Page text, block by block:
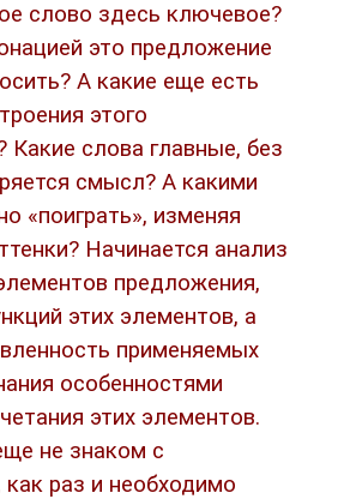
слово здесь ключевое?
это предложение
А какие еще есть
этого
Какие слова главные, без
смысл? А какими
«поиграть», изменяя
Начинается анализ
предложения,
этих элементов, а
применяемых
особенностями
этих элементов.
не знаком с
раз и необходимо